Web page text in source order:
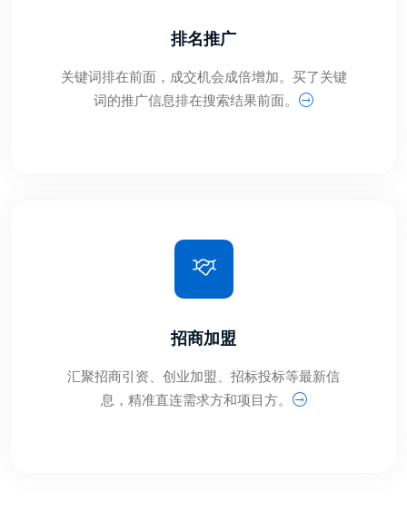
排名推广
关键词排在前面，成交机会成倍增加。买了关键
词的推广信息排在搜索结果前面。
招商加盟
汇聚招商引资、创业加盟、招标投标等最新信
息，精准直连需求方和项目方。